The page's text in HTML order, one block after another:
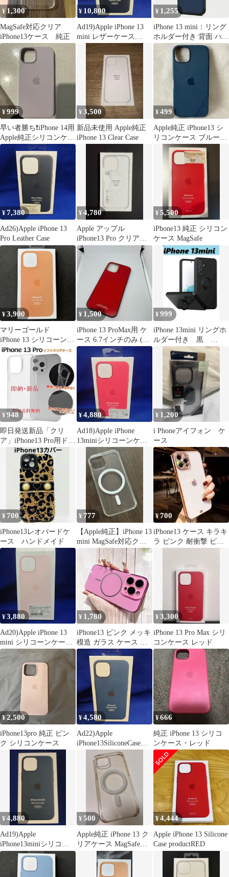
¥1,300
MagSafe対応クリア
iPhone13ケース 純正
¥ 10,800
Ad19)Apple iPhone 13
mini レザーケース
MagSafe
¥ 1,255
iPhone 13 mini：リング
ホルダー付き 背面 ハー
ドケース★ネイビー
¥999
早い者勝ち❗️iPhone 14用
Apple純正シリコンケー
ス
¥3,500
新品未使用 Apple純正
iPhone 13 Clear Case
¥499
Apple純正 iPhone13 シ
リコンケース ブルージ
ェイMM273FE/A
¥7,380
Ad26)Apple iPhone 13
Pro Leather Case
¥4,780
Apple アップル
iPhone13 Pro クリアケ
ース 未開封 未使用品
¥5,500
iPhone13 純正 シリコン
ケース MagSafe
¥3,900
マリーゴールド
iPhone 13 シリコーン
ケース 純正 アップル
¥ 1,500
iPhone 13 ProMax用 ケ
ース 6.7インチのみ (ガ
ラスレッド)
¥999
iPhone 13mini リングホ
ルダー付き 黒
iPhoneケース
¥ 948
即日発送新品「クリ
ア」iPhone13 Pro用ドッ
ト加工ハードカバーケ
¥4,880
Ad18)Apple iPhone
13miniシリコーンケー
ス RED
¥ 1,200
i Phoneアイフォン ケ
ース
¥ 700
iPhone13レオパードケ
ース ハンドメイド
¥ 777
【Apple純正】iPhone 13
mini MagSafe対応クリ
¥700
iPhone13 ケース キラキ
ラ ピンク 耐衝撃 ビジ
¥3,880
Ad20)Apple iPhone 13
mini シリコーンケース
ピンク
¥ 1,780
iPhone13 ピンク メッキ
模造 ガラス ケース レ
ンズ フルカバー
¥3,300
iPhone 13 Pro Max シリ
コンケース レッド
¥2,500
iPhone13pro 純正 ピン
ク シリコンケース
¥4,580
Ad22)Apple
iPhone13SiliconeCase
¥666
純正 iPhone 13 シリコ
ンケース・レッド
¥4,880
Ad19)Apple
iPhone13miniシリコー
ンケース Blue
¥500
Apple純正 iPhone 13 ク
リアケース MagSafe対
応 割れあり
¥4,444
Apple iPhone 13 Silicone
Case productRED